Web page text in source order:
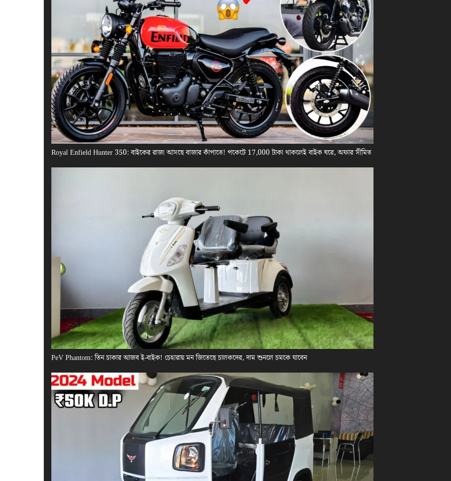
Royal Enfield Hunter 350: বাইকের রাজা আসছে বাজার কাঁপাতে! পকেটে 17,000 টাকা থাকলেই বাইক ঘরে, অফার সীমিত
PeV Phantom: তিন চাকার আজব ই-বাইক! চেহারায় মন জিতেছে চালকদের, দাম শুনলে চমকে যাবেন